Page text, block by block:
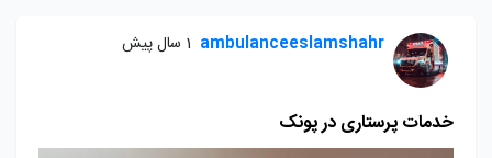
ambulanceeslamshahr 1 سال پیش
خدمات پرستاری در پونک